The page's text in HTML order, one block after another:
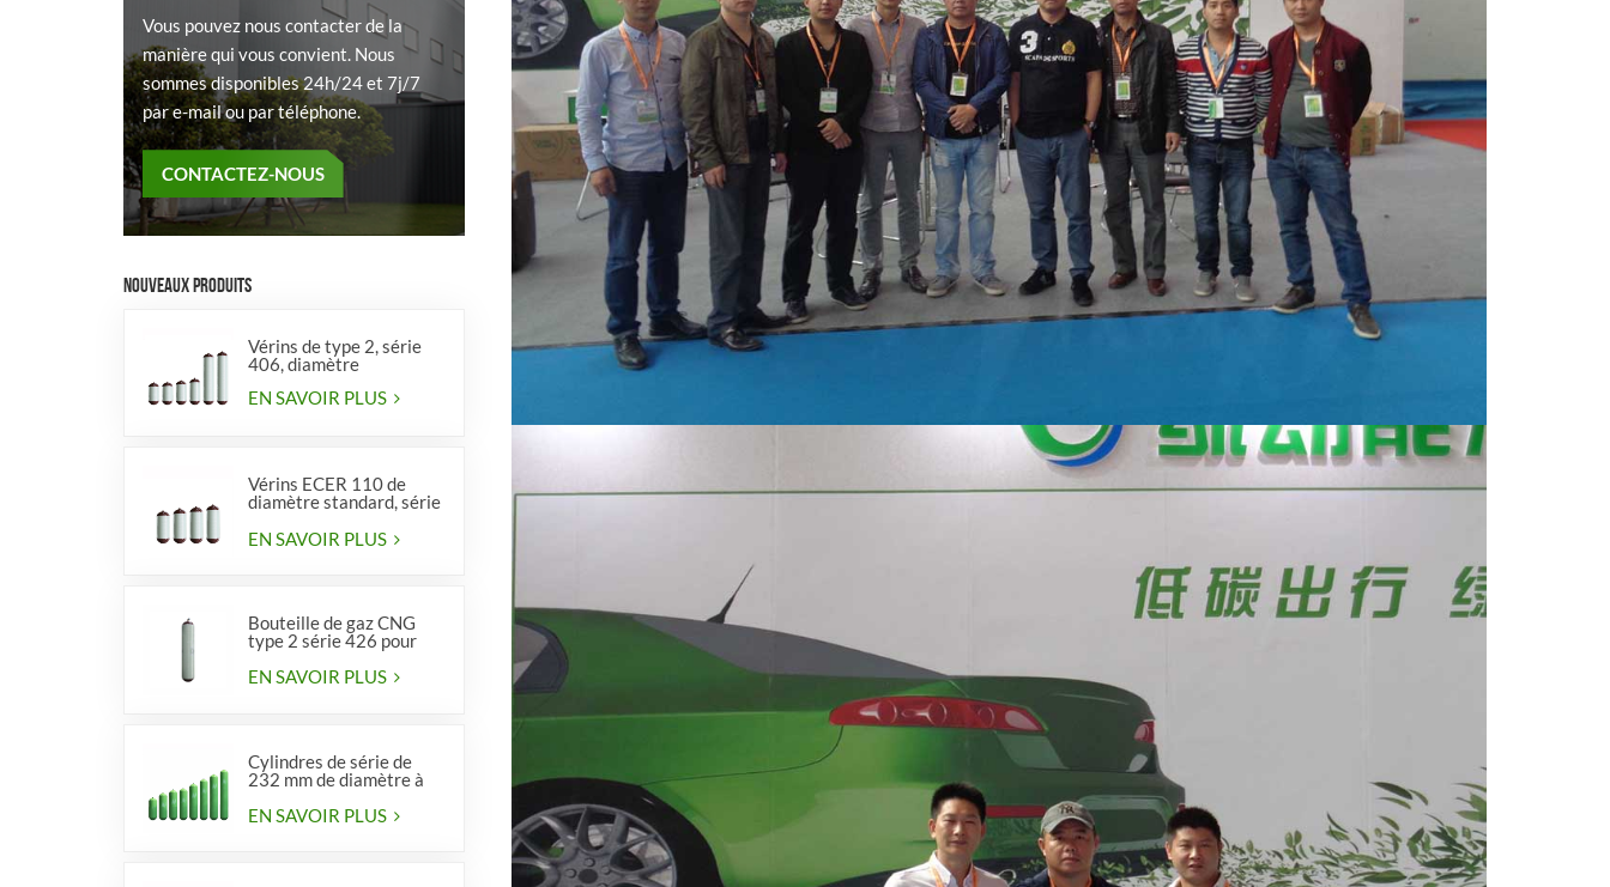
Vous pouvez nous contacter de la
manière qui vous convient. Nous
sommes disponibles 24h/24 et 7j/7
par e-mail ou par téléphone.
CONTACTEZ-NOUS
NOUVEAUX PRODUITS
Vérins de type 2, série
406, diamètre
EN SAVOIR PLUS
Vérins ECER 110 de
diamètre standard, série
EN SAVOIR PLUS
Bouteille de gaz CNG
type 2 série 426 pour
véhicules
EN SAVOIR PLUS
Cylindres de série de
232 mm de diamètre à
EN SAVOIR PLUS